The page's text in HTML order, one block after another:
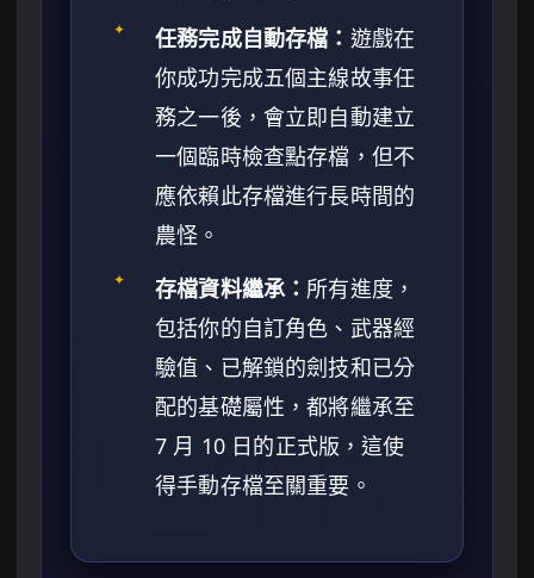
✦ 任務完成自動存檔： 遊戲在
你成功完成五個主線故事任
務之一後，會立即自動建立
一個臨時檢查點存檔，但不
應依賴此存檔進行長時間的
農怪。
✦ 存檔資料繼承： 所有進度，
包括你的自訂角色、武器經
驗值、已解鎖的劍技和已分
配的基礎屬性，都將繼承至
7 月 10 日的正式版，這使
得手動存檔至關重要。